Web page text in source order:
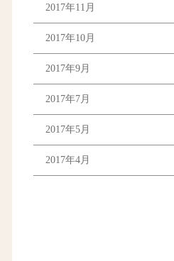
2017年11月
2017年10月
2017年9月
2017年7月
2017年5月
2017年4月